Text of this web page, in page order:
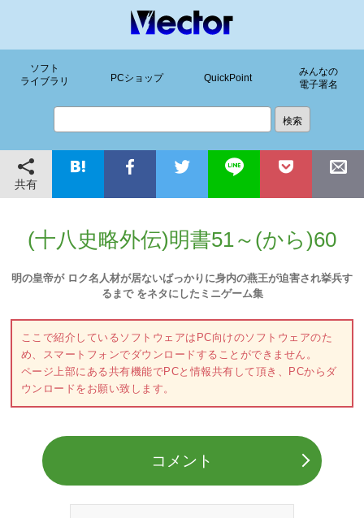
ソフト
ライブラリ
PCショップ QuickPoint
みんなの
電子署名
共有
(十八史略外伝)明書51～(から)60
明の皇帝が ロク名人材が居ないばっかりに身内の燕王が迫害され挙兵す
るまで をネタにしたミニゲーム集
ここで紹介しているソフトウェアはPC向けのソフトウェアのた
め、スマートフォンでダウンロードすることができません。
ページ上部にある共有機能でPCと情報共有して頂き、PCからダ
ウンロードをお願い致します。
コメント